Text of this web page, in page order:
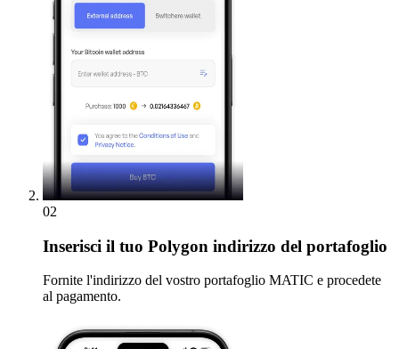
02
Inserisci il tuo Polygon indirizzo del portafoglio
Fornite l'indirizzo del vostro portafoglio MATIC e procedete
al pagamento.